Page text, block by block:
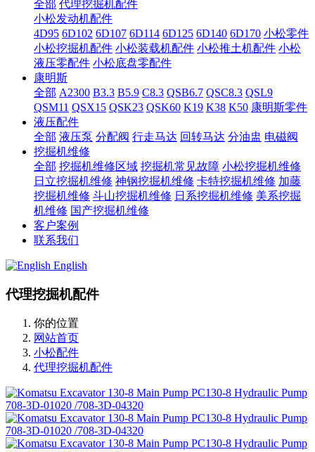
全部 代理挖掘机配件
小松发动机配件
4D95 6D102 6D107 6D114 6D125 6D140 6D170 小松零件
小松挖掘机配件 小松装载机配件 小松推土机配件 小松
液压零配件 小松底盘零配件
康明斯
全部 A2300 B3.3 B5.9 C8.3 QSB6.7 QSC8.3 QSL9
QSM11 QSX15 QSK23 QSK60 K19 K38 K50 康明斯零件
液压配件
全部 液压泵 分配阀 行走马达 回转马达 分油盅 电磁阀
挖掘机维修
全部 挖掘机维修区域 挖掘机常见故障 小松挖掘机维修
日立挖掘机维修 神钢挖掘机维修 卡特挖掘机维修 加藤
挖掘机维修 斗山挖掘机维修 日系挖掘机维修 美系挖掘
机维修 国产挖掘机维修
客户案例
联系我们
English
代理挖掘机配件
你的位置
网站首页
小松配件
代理挖掘机配件